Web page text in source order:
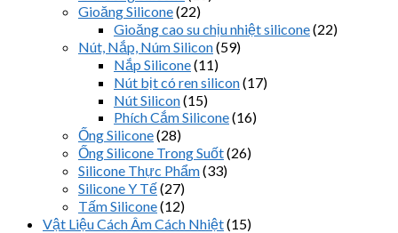
Gioăng Silicone(22)
Gioăng cao su chịu nhiệt silicone(22)
Nút, Nắp, Núm Silicon(59)
Nắp Silicone(11)
Nút bịt có ren silicon(17)
Nút Silicon(15)
Phích Cắm Silicone(16)
Ống Silicone(28)
Ống Silicone Trong Suốt(26)
Silicone Thực Phẩm(33)
Silicone Y Tế(27)
Tấm Silicone(12)
Vật Liệu Cách Âm Cách Nhiệt(15)